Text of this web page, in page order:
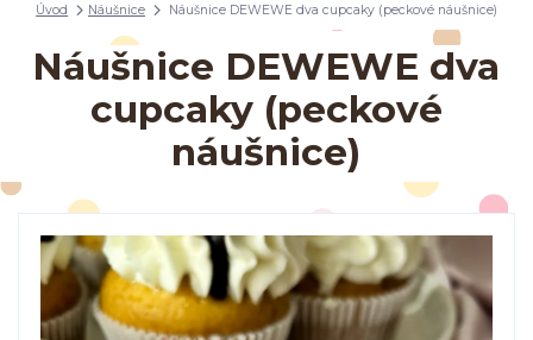
Úvod Náušnice Náušnice DEWEWE dva cupcaky (peckové náušnice)
Náušnice DEWEWE dva
cupcaky (peckové
náušnice)